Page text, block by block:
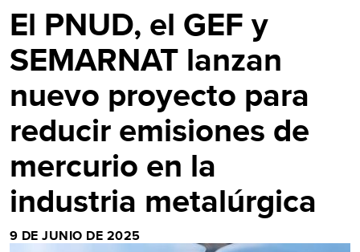
El PNUD, el GEF y
SEMARNAT lanzan
nuevo proyecto para
reducir emisiones de
mercurio en la
industria metalúrgica
9 DE JUNIO DE 2025